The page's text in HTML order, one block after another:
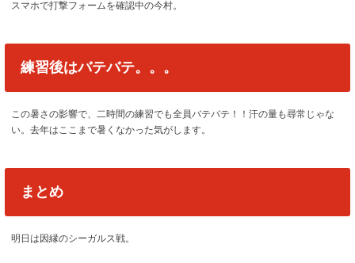
スマホで打撃フォームを確認中の今村。
練習後はバテバテ。。。
この暑さの影響で、二時間の練習でも全員バテバテ！！汗の量も尋常じゃな
い。去年はここまで暑くなかった気がします。
まとめ
明日は因縁のシーガルス戦。